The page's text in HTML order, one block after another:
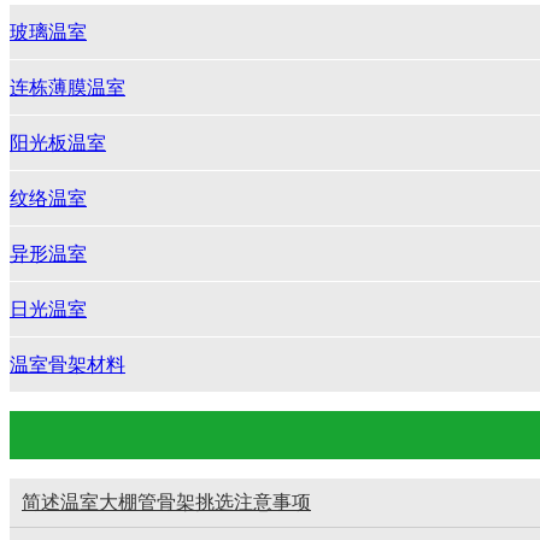
玻璃温室
连栋薄膜温室
阳光板温室
纹络温室
异形温室
日光温室
温室骨架材料
简述温室大棚管骨架挑选注意事项